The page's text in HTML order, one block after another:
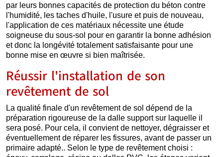
par leurs bonnes capacités de protection du béton contre
l'humidité, les taches d'huile, l'usure et puis de nouveau,
l'application de ces matériaux nécessite une étude
soigneuse du sous-sol pour en garantir la bonne adhésion
et donc la longévité totalement satisfaisante pour une
bonne mise en œuvre si bien maîtrisée.
Réussir l'installation de son
revêtement de sol
La qualité finale d'un revêtement de sol dépend de la
préparation rigoureuse de la dalle support sur laquelle il
sera posé. Pour cela, il convient de nettoyer, dégraisser et
éventuellement de réparer les fissures, avant de passer un
primaire adapté.. Selon le type de revêtement choisi :